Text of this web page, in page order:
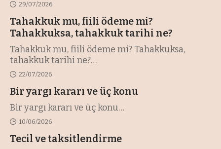
29/07/2026
Tahakkuk mu, fiili ödeme mi?
Tahakkuksa, tahakkuk tarihi ne?
Tahakkuk mu, fiili ödeme mi? Tahakkuksa,
tahakkuk tarihi ne?…
22/07/2026
Bir yargı kararı ve üç konu
Bir yargı kararı ve üç konu…
10/06/2026
Tecil ve taksitlendirme